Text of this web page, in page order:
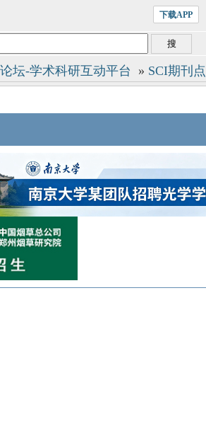
下载APP
坛-学术科研互动平台 » SCI期刊